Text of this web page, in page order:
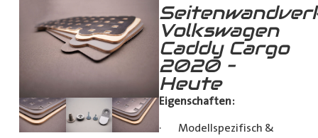
Volkswagen
Caddy Cargo
2020 –
Heute
Eigenschaften:
· Modellspezifisch &